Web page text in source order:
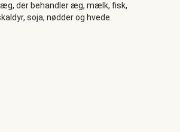
blomkål og løg. Vi topper med
og så er maden klar.
der behandler æg, mælk, fisk,
soja, nødder og hvede.